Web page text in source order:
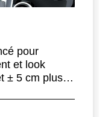
pour
et look
± 5 cm plus